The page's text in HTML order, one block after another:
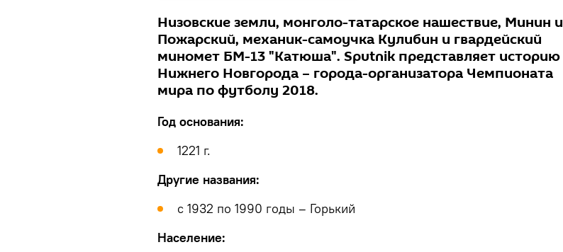
Низовские земли, монголо-татарское нашествие, Минин и
Пожарский, механик-самоучка Кулибин и гвардейский
миномет БМ-13 "Катюша". Sputnik представляет историю
Нижнего Новгорода – города-организатора Чемпионата
мира по футболу 2018.
Год основания:
1221 г.
Другие названия:
с 1932 по 1990 годы – Горький
Население: